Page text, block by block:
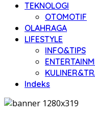
TEKNOLOGI
OTOMOTIF
OLAHRAGA
LIFESTYLE
INFO&TIPS
Indeks